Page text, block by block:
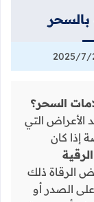
السحر؟
الأعراض التي
إذا كان
الرقية
الرقاة ذلك
الصدر أو